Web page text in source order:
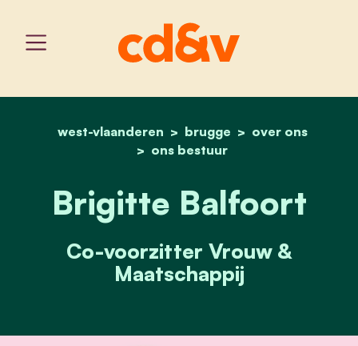
home
west-vlaanderen brugge
over ons
ons bestuur
brigitte balfoort
Brigitte Balfoort
Co-voorzitter Vrouw &
Maatschappij